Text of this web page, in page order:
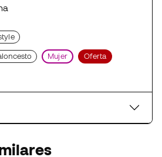
Mujer Oferta